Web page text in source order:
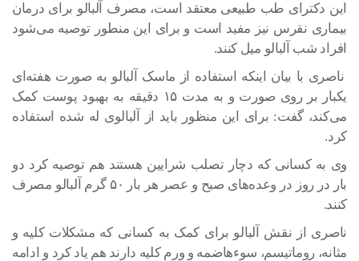
این دکترای طب طبیعی معتقد است، مصرف آلبالو برای درمان
بیماری نقرس نیز مفید است و برای این منطور توصیه می‌شود
افراد شب آلبالو میل کنند.
ناصری با بیان اینکه استفاده از ماسک آلبالو به صورت هفته‌ای
یکبار بر روی صورت و به مدت ۱۵ دقیقه به بهبود پوست کمک
می‌کند، گفت: برای این منظور باید از آلبالوی له شده استفاده
کرد.
وی به کسانی که دچار تصلب شرایین هستند هم توصیه کرد دو
بار در روز در وعده‌های صبح و عصر هر بار ۵۰ گرم آلبالو مصرف
کنند.
ناصری از نقش آلبالو برای کمک به کسانی که مشکلات کلیه و
مثانه، روماتیسم، سوءهاضمه و ورم کلیه دارند هم یاد کرد و ادامه